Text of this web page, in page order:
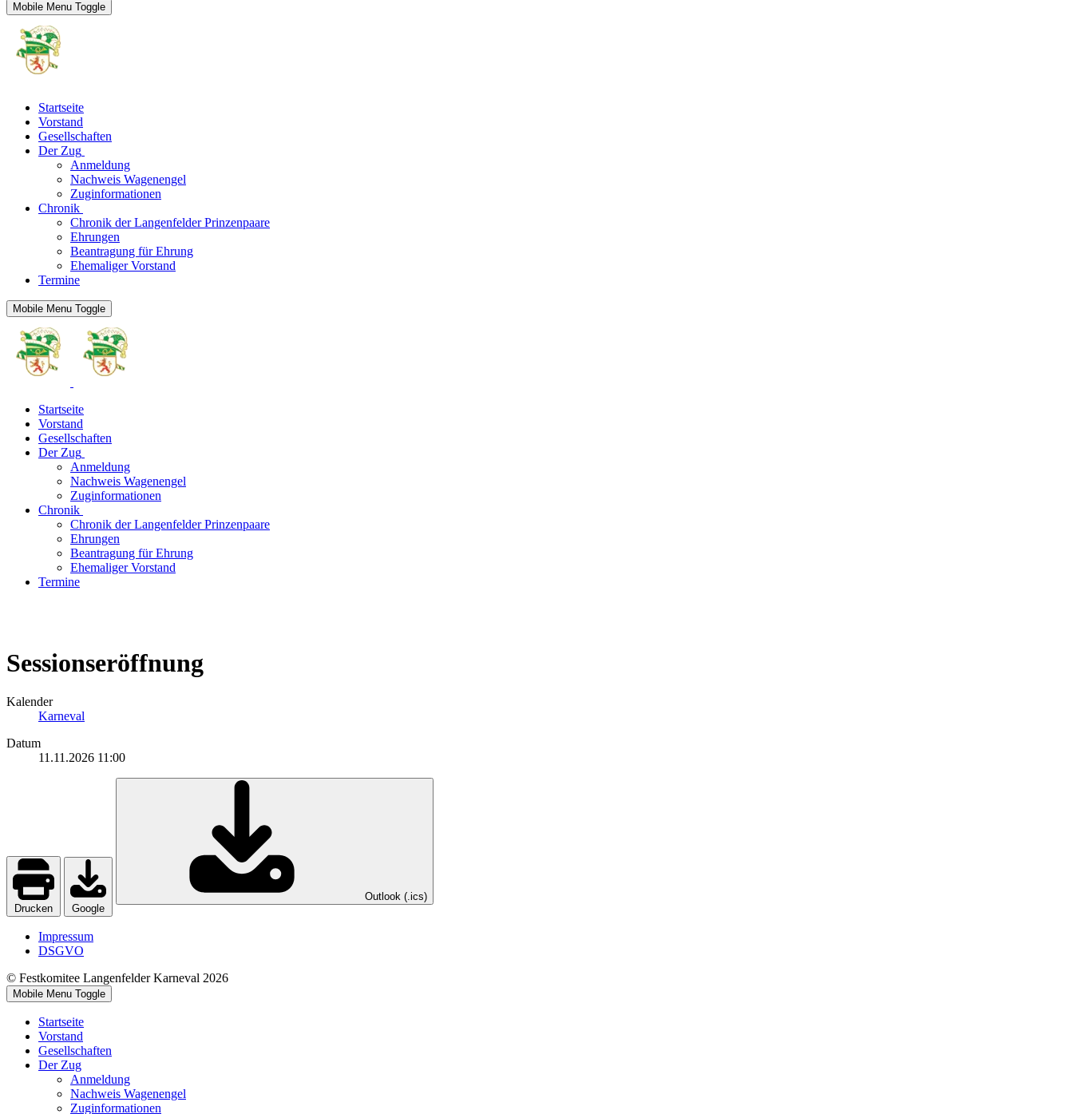
Mobile Menu Toggle
Startseite
Vorstand
Gesellschaften
Der Zug
Anmeldung
Nachweis Wagenengel
Zuginformationen
Chronik
Chronik der Langenfelder Prinzenpaare
Ehrungen
Beantragung für Ehrung
Ehemaliger Vorstand
Termine
Mobile Menu Toggle
Startseite
Vorstand
Gesellschaften
Der Zug
Anmeldung
Nachweis Wagenengel
Zuginformationen
Chronik
Chronik der Langenfelder Prinzenpaare
Ehrungen
Beantragung für Ehrung
Ehemaliger Vorstand
Termine
Sessionseröffnung
Kalender
Karneval
Datum
11.11.2026 11:00
Drucken Google
Outlook (.ics)
Impressum
DSGVO
© Festkomitee Langenfelder Karneval 2026
Mobile Menu Toggle
Startseite
Vorstand
Gesellschaften
Der Zug
Anmeldung
Nachweis Wagenengel
Zuginformationen